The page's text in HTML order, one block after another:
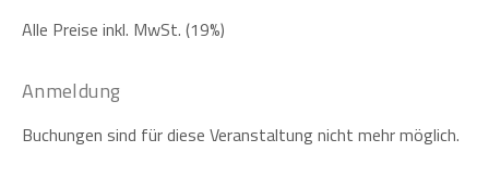
Alle Preise inkl. MwSt. (19%)
Anmeldung
Buchungen sind für diese Veranstaltung nicht mehr möglich.